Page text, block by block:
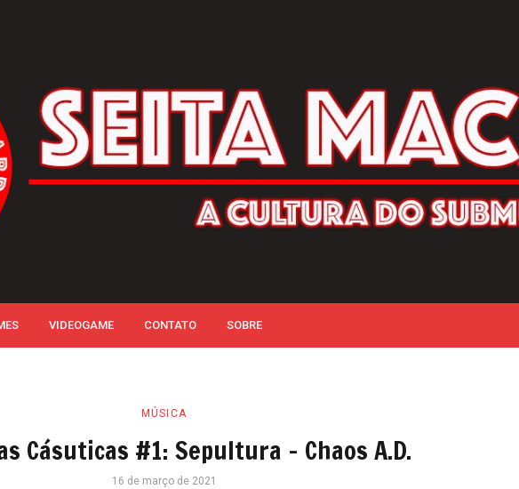
VIDEOGAME CONTATO SOBRE
MÚSICA
Cásuticas #1: Sepultura – Chaos A.D.
16 de março de 2021